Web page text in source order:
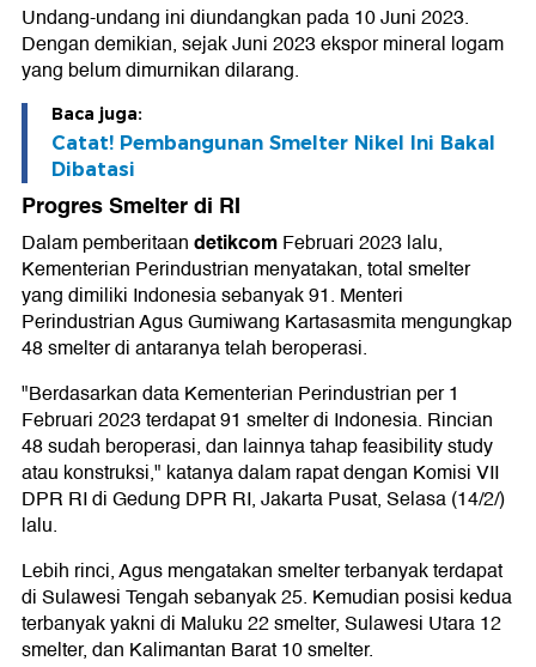
Undang-undang ini diundangkan pada 10 Juni 2023.
Dengan demikian, sejak Juni 2023 ekspor mineral logam
yang belum dimurnikan dilarang.
Baca juga:
Catat! Pembangunan Smelter Nikel Ini Bakal
Dibatasi
Progres Smelter di RI
Dalam pemberitaandetikcomFebruari 2023 lalu,
Kementerian Perindustrian menyatakan, total smelter
yang dimiliki Indonesia sebanyak 91. Menteri
Perindustrian Agus Gumiwang Kartasasmita mengungkap
48 smelter di antaranya telah beroperasi.
"Berdasarkan data Kementerian Perindustrian per 1
Februari 2023 terdapat 91 smelter di Indonesia. Rincian
48 sudah beroperasi, dan lainnya tahap feasibility study
atau konstruksi," katanya dalam rapat dengan Komisi VII
DPR RI di Gedung DPR RI, Jakarta Pusat, Selasa (14/2/)
lalu.
Lebih rinci, Agus mengatakan smelter terbanyak terdapat
di Sulawesi Tengah sebanyak 25. Kemudian posisi kedua
terbanyak yakni di Maluku 22 smelter, Sulawesi Utara 12
smelter, dan Kalimantan Barat 10 smelter.